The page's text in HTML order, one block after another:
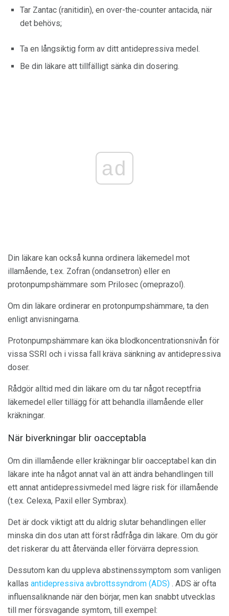
Tar Zantac (ranitidin), en over-the-counter antacida, när
det behövs;
Ta en långsiktig form av ditt antidepressiva medel.
Be din läkare att tillfälligt sänka din dosering.
ad
Din läkare kan också kunna ordinera läkemedel mot
illamående, t.ex. Zofran (ondansetron) eller en
protonpumpshämmare som Prilosec (omeprazol).
Om din läkare ordinerar en protonpumpshämmare, ta den
enligt anvisningarna.
Protonpumpshämmare kan öka blodkoncentrationsnivån för
vissa SSRI och i vissa fall kräva sänkning av antidepressiva
doser.
Rådgör alltid med din läkare om du tar något receptfria
läkemedel eller tillägg för att behandla illamående eller
kräkningar.
När biverkningar blir oacceptabla
Om din illamående eller kräkningar blir oacceptabel kan din
läkare inte ha något annat val än att ändra behandlingen till
ett annat antidepressivmedel med lägre risk för illamående
(t.ex. Celexa, Paxil eller Symbrax).
Det är dock viktigt att du aldrig slutar behandlingen eller
minska din dos utan att först rådfråga din läkare. Om du gör
det riskerar du att återvända eller förvärra depression.
Dessutom kan du uppleva abstinenssymptom som vanligen
kallas antidepressiva avbrottssyndrom (ADS) . ADS är ofta
influensaliknande när den börjar, men kan snabbt utvecklas
till mer försvagande symtom, till exempel: